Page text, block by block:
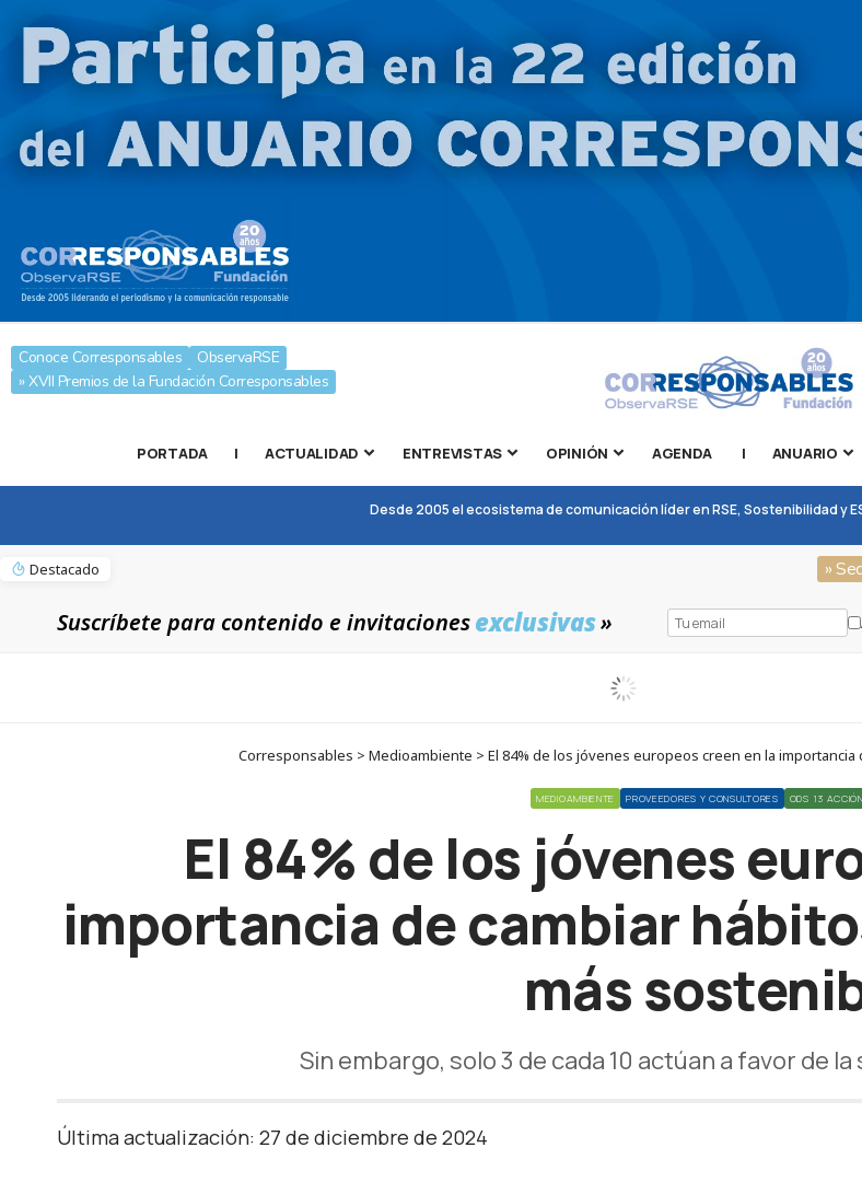
Conoce Corresponsables
ObservaRSE
» XVII Premios de la Fundación Corresponsables
PORTADA | ACTUALIDAD ENTREVISTAS OPINIÓN AGENDA | ANUARIO
Desde 2005 el ecosistema de comunicación líder en RSE, Sostenibilidad y
Destacado »
Suscríbete para contenido e invitacionesexclusivas»
Corresponsables > Medioambiente > El 84% de los jóvenes europeos creen en la
MEDIOAMBIENTE PROVEEDORES Y CONSULTORES ODS 13
El 84% de los jóvenes
importancia de cambiar
más
Sin embargo, solo 3 de cada 10 actúan a favor de
Última actualización: 27 de diciembre de 2024